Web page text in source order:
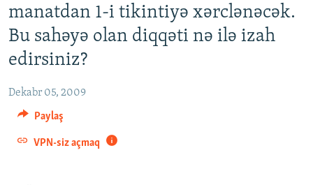
Əsas
naviqasiyaya
qayıt
Axtarışa
KORRUPSIOMETR
#ƏSLINDƏ
QANUNI DOĞRU
ARAŞDIRMA
MULTIMEDIA
manatdan 1-i tikintiyə xərclənəcək.
Bu sahəyə olan diqqəti nə ilə izah
edirsiniz?
Dekabr 05, 2009
Paylaş
VPN-siz açmaq